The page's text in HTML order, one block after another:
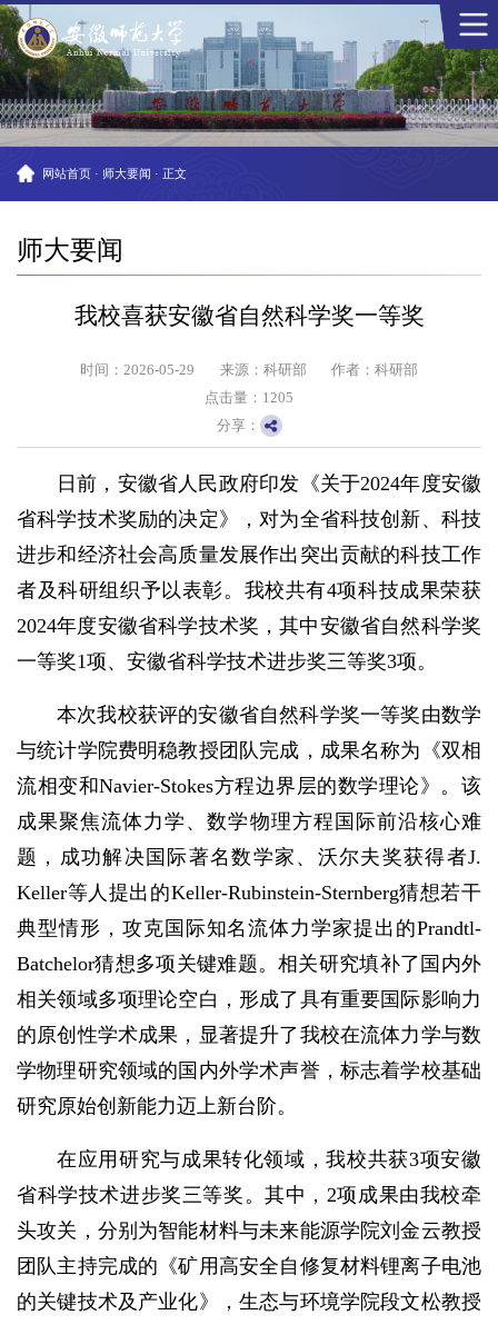
网站首页 · 师大要闻 · 正文
师大要闻
我校喜获安徽省自然科学奖一等奖
时间：2026-05-29 来源：科研部
作者：科研部
点击量： 1205
分享：
日前，安徽省人民政府印发《关于2024年度安徽
省科学技术奖励的决定》，对为全省科技创新、科技
进步和经济社会高质量发展作出突出贡献的科技工作
者及科研组织予以表彰。我校共有4项科技成果荣获
2024年度安徽省科学技术奖，其中安徽省自然科学奖
一等奖1项、安徽省科学技术进步奖三等奖3项。
本次我校获评的安徽省自然科学奖一等奖由数学
与统计学院费明稳教授团队完成，成果名称为《双相
流相变和Navier-Stokes方程边界层的数学理论》。该
成果聚焦流体力学、数学物理方程国际前沿核心难
题，成功解决国际著名数学家、沃尔夫奖获得者J.
Keller等人提出的Keller-Rubinstein-Sternberg猜想若干
典型情形，攻克国际知名流体力学家提出的Prandtl-
Batchelor猜想多项关键难题。相关研究填补了国内外
相关领域多项理论空白，形成了具有重要国际影响力
的原创性学术成果，显著提升了我校在流体力学与数
学物理研究领域的国内外学术声誉，标志着学校基础
研究原始创新能力迈上新台阶。
在应用研究与成果转化领域，我校共获3项安徽
省科学技术进步奖三等奖。其中，2项成果由我校牵
头攻关，分别为智能材料与未来能源学院刘金云教授
团队主持完成的《矿用高安全自修复材料锂离子电池
的关键技术及产业化》，生态与环境学院段文松教授